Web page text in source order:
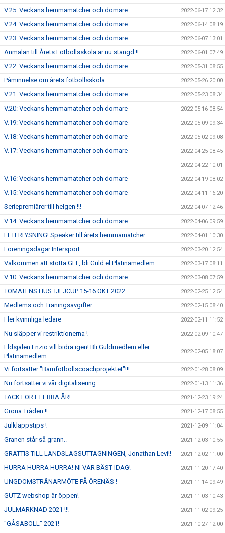
V.25: Veckans hemmamatcher och domare 2022-06-17 12:32
V.24: Veckans hemmamatcher och domare 2022-06-14 08:19
V.23: Veckans hemmamatcher och domare 2022-06-07 13:01
Anmälan till Årets Fotbollsskola är nu stängd !! 2022-06-01 07:49
V.22: Veckans hemmamatcher och domare 2022-05-31 08:55
Påminnelse om årets fotbollsskola 2022-05-26 20:00
V.21: Veckans hemmamatcher och domare 2022-05-23 08:34
V.20: Veckans hemmamatcher och domare 2022-05-16 08:54
V.19: Veckans hemmamatcher och domare 2022-05-09 09:34
V.18: Veckans hemmamatcher och domare 2022-05-02 09:08
V.17: Veckans hemmamatcher och domare 2022-04-25 08:45
2022-04-22 10:01
V.16: Veckans hemmamatcher och domare 2022-04-19 08:02
V.15: Veckans hemmamatcher och domare 2022-04-11 16:20
Seriepremiärer till helgen !!! 2022-04-07 12:46
V.14: Veckans hemmamatcher och domare 2022-04-06 09:59
EFTERLYSNING! Speaker till årets hemmamatcher. 2022-04-01 10:30
Föreningsdagar Intersport 2022-03-20 12:54
Välkommen att stötta GFF, bli Guld el Platinamedlem 2022-03-17 08:11
V.10: Veckans hemmamatcher och domare 2022-03-08 07:59
TOMATENS HUS TJEJCUP 15-16 OKT 2022 2022-02-25 12:54
Medlems och Träningsavgifter 2022-02-15 08:40
Fler kvinnliga ledare 2022-02-11 11:52
Nu släpper vi restriktionerna ! 2022-02-09 10:47
Eldsjälen Enzio vill bidra igen! Bli Guldmedlem eller
Platinamedlem
2022-02-05 18:07
Vi fortsätter "Barnfotbollscoachprojektet"!!! 2022-01-28 08:09
Nu fortsätter vi vår digitalisering 2022-01-13 11:36
TACK FÖR ETT BRA ÅR! 2021-12-23 19:24
Gröna Tråden !! 2021-12-17 08:55
Julklappstips ! 2021-12-09 11:04
Granen står så grann.. 2021-12-03 10:55
GRATTIS TILL LANDSLAGSUTTAGNINGEN, Jonathan Levi!! 2021-12-02 11:00
HURRA HURRA HURRA! NI VAR BÄST IDAG! 2021-11-20 17:40
UNGDOMSTRÄNARMÖTE PÅ ÖRENÄS ! 2021-11-14 09:49
GUTZ webshop är öppen! 2021-11-03 10:43
JULMARKNAD 2021 !!! 2021-11-02 09:25
"GÅSABOLL" 2021! 2021-10-27 12:00